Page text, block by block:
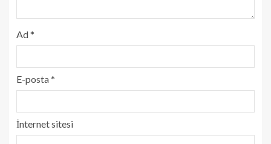
Ad*
E-posta*
İnternet sitesi